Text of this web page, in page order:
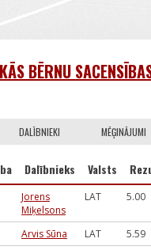
BĒRNU
DALĪBNIEKI MĒĢINĀJUMI
Dalībnieks Valsts
Jorens
Miķelsons
LAT 5.00
Arvis Sūna LAT 5.59